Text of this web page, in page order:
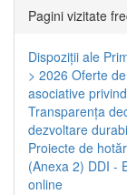
Pagini vizitate
Dispoziţii ale
> 2026 Oferte
asociative
Transparenţa
dezvoltare
Proiecte de
(Anexa 2) DDI -
online